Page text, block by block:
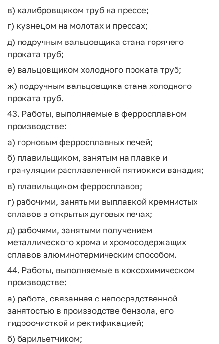
в) калибровщиком труб на прессе;
г) кузнецом на молотах и прессах;
д) подручным вальцовщика стана горячего
проката труб;
е) вальцовщиком холодного проката труб;
ж) подручным вальцовщика стана холодного
проката труб.
43. Работы, выполняемые в ферросплавном
производстве:
а) горновым ферросплавных печей;
б) плавильщиком, занятым на плавке и
грануляции расплавленной пятиокиси ванадия;
в) плавильщиком ферросплавов;
г) рабочими, занятыми выплавкой кремнистых
сплавов в открытых дуговых печах;
д) рабочими, занятыми получением
металлического хрома и хромосодержащих
сплавов алюминотермическим способом.
44. Работы, выполняемые в коксохимическом
производстве:
а) работа, связанная с непосредственной
занятостью в производстве бензола, его
гидроочисткой и ректификацией;
б) барильетчиком;